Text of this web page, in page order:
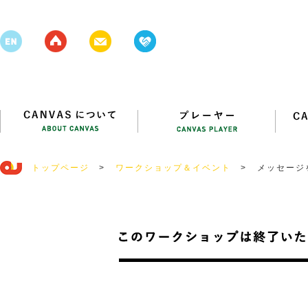
トップページ > ワークショップ＆イベント > メッセー